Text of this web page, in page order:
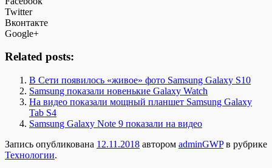
Twitter
Вконтакте
Google+
Related posts:
В Сети появилось «живое» фото Samsung Galaxy S10
Samsung показали новенькие Galaxy Watch
На видео показали мощный планшет Samsung Galaxy
Tab S4
Samsung Galaxy Note 9 показали на видео
Запись опубликована 12.11.2018 автором adminGWPв рубрике
Технологии.